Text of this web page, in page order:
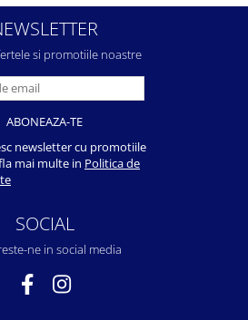
si promotiile noastre
newsletter cu promotiile
mai multe in Politica de
SOCIAL
ne in social media